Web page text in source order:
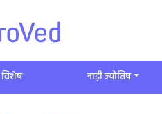
विशेष ​नाड़ी ज्योतिष